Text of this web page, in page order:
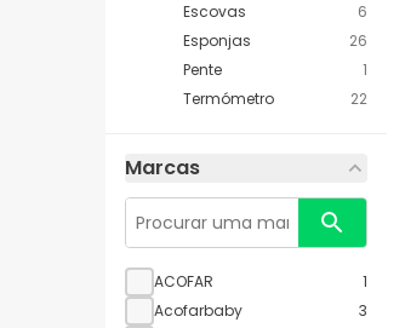
Escovas
6
Esponjas
26
Pente
1
Termómetro
22
Marcas
ACOFAR
1
Acofarbaby
3